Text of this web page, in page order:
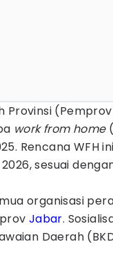
Provinsi
work from home
Rencana WFH
sesuai
organisasi
Jabar.
Daerah